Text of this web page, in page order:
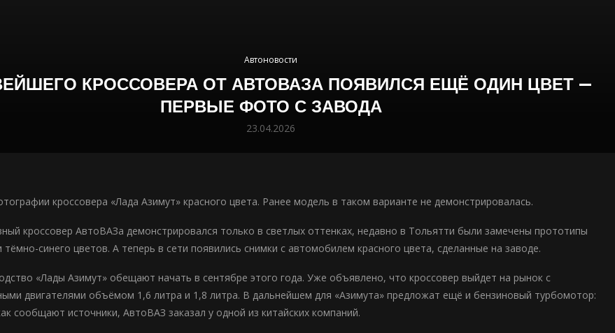
Автоновости
КРОССОВЕРА ОТ АВТОВАЗА ПОЯВИЛСЯ ЕЩЁ ОДИН ЦВЕТ —
ПЕРВЫЕ ФОТО С ЗАВОДА
23.04.2026
кроссовера «Лада Азимут» красного цвета. Ранее модель в таком варианте не демонстрировалась.
кроссовер АвтоВАЗа демонстрировался только в светлых оттенках, недавно в Тольятти были замечены прототипы
тёмно-синего цветов. А теперь в сети появились снимки с автомобилем красного цвета, сделанные на заводе.
«Лады Азимут» обещают начать в сентябре этого года. Уже объявлено, что кроссовер выйдет на рынок с
двигателями объёмом 1,6 литра и 1,8 литра. В дальнейшем для «Азимута» предложат ещё и бензиновый турбомотор:
сообщают источники, АвтоВАЗ заказал у одной из китайских компаний.